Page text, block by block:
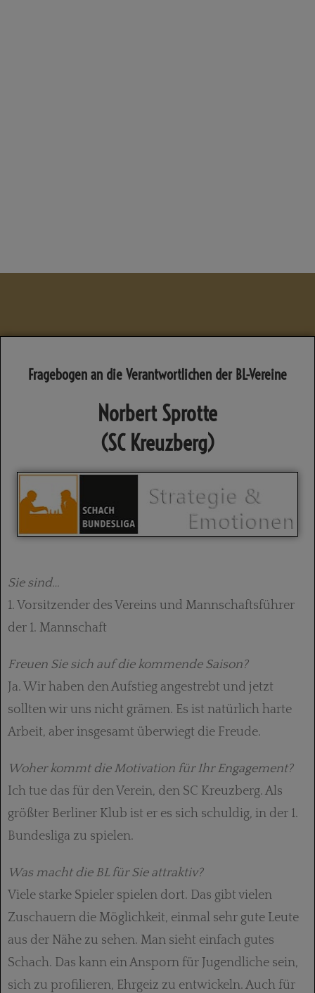
Fragebogen an die Verantwortlichen der BL-Vereine
Norbert Sprotte
(SC Kreuzberg)
Sie sind…
1. Vorsitzender des Vereins und Mannschaftsführer
der 1. Mannschaft
Freuen Sie sich auf die kommende Saison?
Ja. Wir haben den Aufstieg angestrebt und jetzt
sollten wir uns nicht grämen. Es ist natürlich harte
Arbeit, aber insgesamt überwiegt die Freude.
Woher kommt die Motivation für Ihr Engagement?
Ich tue das für den Verein, den SC Kreuzberg. Als
größter Berliner Klub ist er es sich schuldig, in der 1.
Bundesliga zu spielen.
Was macht die BL für Sie attraktiv?
Viele starke Spieler spielen dort. Das gibt vielen
Zuschauern die Möglichkeit, einmal sehr gute Leute
aus der Nähe zu sehen. Man sieht einfach gutes
Schach. Das kann ein Ansporn für Jugendliche sein,
sich zu profilieren, Ehrgeiz zu entwickeln. Auch für